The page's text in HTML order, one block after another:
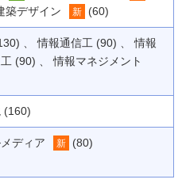
築デザイン 新 (60)
、 情報通信工 (90) 、 情報
(90) 、 情報マネジメント
(160)
ディア 新 (80)